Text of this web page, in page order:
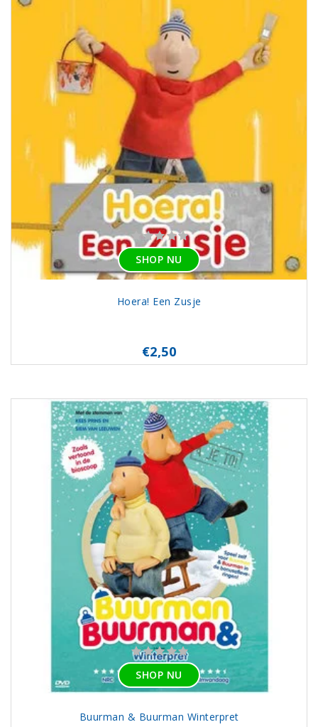
SHOP NU
Hoera! Een Zusje
€2,50
SHOP NU
Buurman & Buurman Winterpret